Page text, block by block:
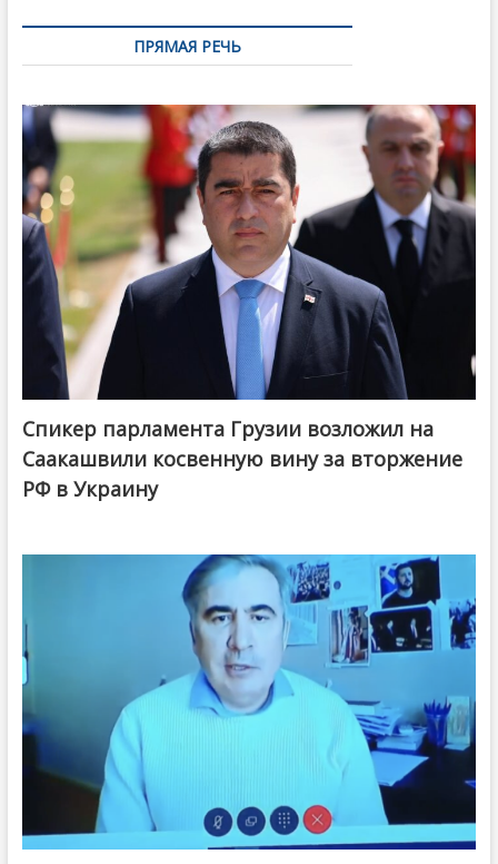
ПРЯМАЯ РЕЧЬ
Спикер парламента Грузии возложил на
Саакашвили косвенную вину за вторжение
РФ в Украину